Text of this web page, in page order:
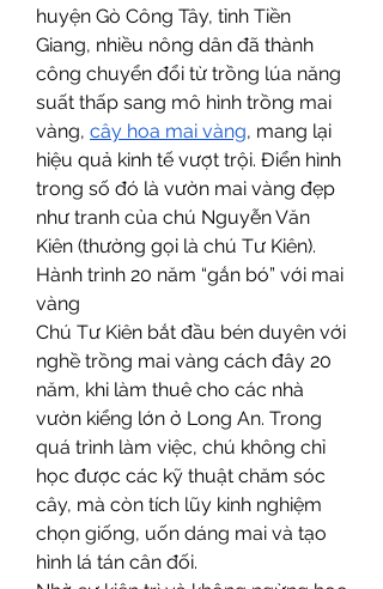
huyện Gò Công Tây, tỉnh Tiền
Giang, nhiều nông dân đã thành
công chuyển đổi từ trồng lúa năng
suất thấp sang mô hình trồng mai
vàng, cây hoa mai vàng, mang lại
hiệu quả kinh tế vượt trội. Điển hình
trong số đó là vườn mai vàng đẹp
như tranh của chú Nguyễn Văn
Kiên (thường gọi là chú Tư Kiên).
Hành trình 20 năm “gắn bó” với mai
vàng
Chú Tư Kiên bắt đầu bén duyên với
nghề trồng mai vàng cách đây 20
năm, khi làm thuê cho các nhà
vườn kiểng lớn ở Long An. Trong
quá trình làm việc, chú không chỉ
học được các kỹ thuật chăm sóc
cây, mà còn tích lũy kinh nghiệm
chọn giống, uốn dáng mai và tạo
hình lá tán cân đối.